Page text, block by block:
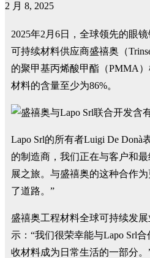
2 月 8, 2025
2025年2月6日，全球领先的眼
可持续材料供应商盛禧奥（
的聚甲基丙烯酸甲酯（PMMA
材料的含量至少为86%。
Lapo Srl的所有者Luigi De Donà
的制造商，我们正在与客户和
展之旅。与盛禧奥的这种合作
了道路。”
盛禧奥工程材料全球可持续发
示：“我们很荣幸能与Lapo Srl
收材料成为日常生活的一部分。